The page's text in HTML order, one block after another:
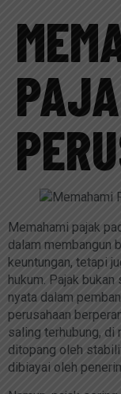
Memahami pajak
dalam membangun
keuntungan, tetapi
hukum. Pajak
nyata dalam
perusahaan
saling terhubung, di
ditopang oleh
dibiayai oleh